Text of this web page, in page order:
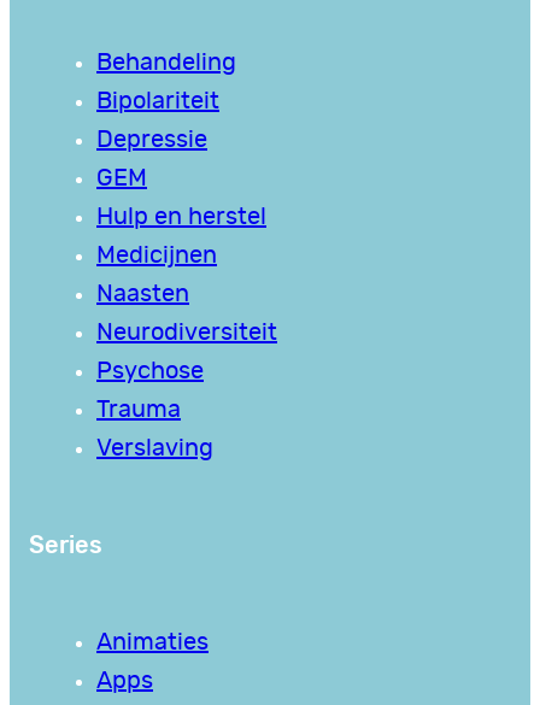
Behandeling
Bipolariteit
Depressie
GEM
Hulp en herstel
Medicijnen
Naasten
Neurodiversiteit
Psychose
Trauma
Verslaving
Series
Animaties
Apps